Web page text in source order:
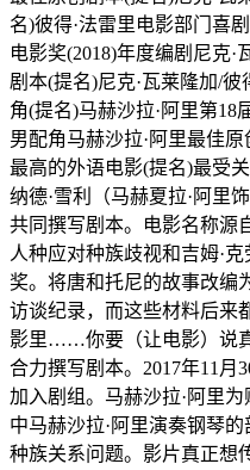
名)彼得·法雷里电影部门喜
电影奖(2018)年度编剧尼克
剧本(提名)尼克·瓦莱隆加/
角(提名)马赫沙拉·阿里第18
男配角马赫沙拉·阿里最佳
最高的外语电影(提名)最受
纳德·雪利（马赫夏拉·阿里
共同撰写剧本。电影名称源
人种应对种族歧视和吉姆·
奖。将唐和托尼的故事改编
访谈纪录，而这些材料后来
影里……你要（让电影）说真
合力撰写剧本。2017年11月
加入剧组。马赫沙拉·阿里
中马赫沙拉·阿里演奏钢琴
种族关系问题。影片真正想